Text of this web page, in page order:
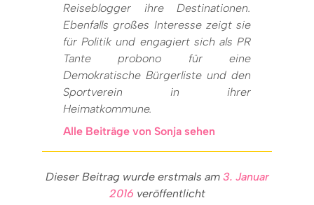
Reiseblogger ihre Destinationen.
Ebenfalls großes Interesse zeigt sie
für Politik und engagiert sich als PR
Tante probono für eine
Demokratische Bürgerliste und den
Sportverein in ihrer
Heimatkommune.
Alle Beiträge von Sonja sehen
Dieser Beitrag wurde erstmals am 3. Januar
2016 veröffentlicht